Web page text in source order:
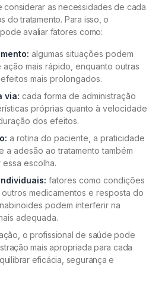
considerar as necessidades de cada
do tratamento. Para isso, o
avaliar fatores como:
algumas situações podem
mais rápido, enquanto outras
mais prolongados.
via: cada forma de administração
próprias quanto à velocidade
dos efeitos.
a rotina do paciente, a praticidade
a adesão ao tratamento também
escolha.
fatores como condições
medicamentos e resposta do
podem interferir na
adequada.
o profissional de saúde pode
mais apropriada para cada
eficácia, segurança e